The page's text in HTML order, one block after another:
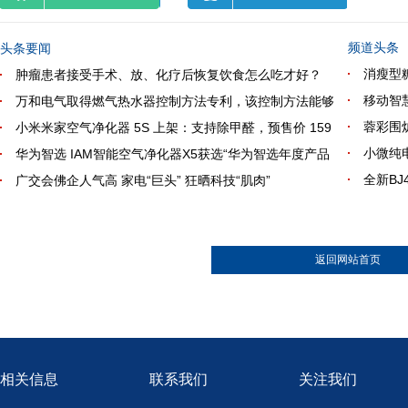
头条要闻
肿瘤患者接受手术、放、化疗后恢复饮食怎么吃才好？
万和电气取得燃气热水器控制方法专利，该控制方法能够
小米米家空气净化器 5S 上架：支持除甲醛，预售价 159
华为智选 IAM智能空气净化器X5获选“华为智选年度产品
广交会佛企人气高 家电“巨头” 狂晒科技“肌肉”
频道头条
消瘦型
移动智
蓉彩围
小微纯
全新
返回网站首页
相关信息 联系我们 关注我们